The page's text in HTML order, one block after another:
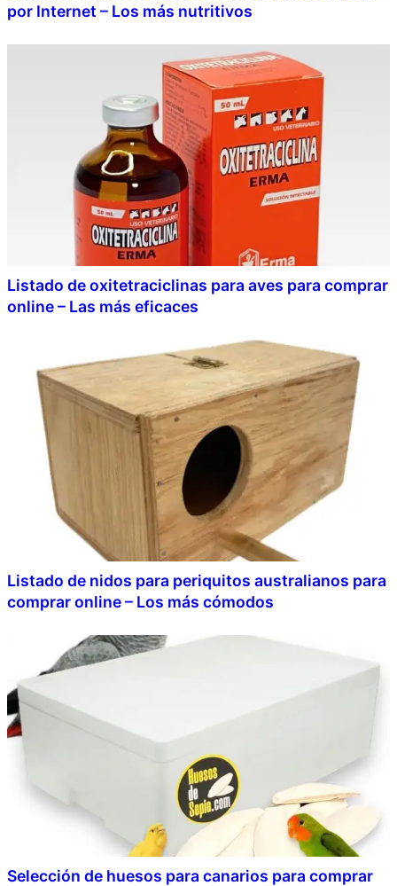
por Internet – Los más nutritivos
Listado de oxitetraciclinas para aves para comprar
online – Las más eficaces
Listado de nidos para periquitos australianos para
comprar online – Los más cómodos
Selección de huesos para canarios para comprar